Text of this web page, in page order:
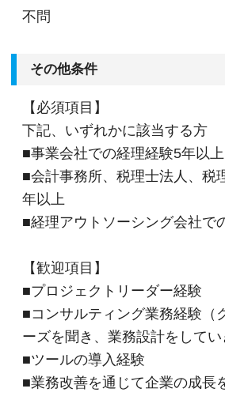
不問
その他条件
【必須項目】
下記、いずれかに該当する方
■事業会社での経理経験5年以上
■会計事務所、税理士法人、税
年以上
■経理アウトソーシング会社で
【歓迎項目】
■プロジェクトリーダー経験
■コンサルティング業務経験（
ーズを聞き、業務設計をしてい
■ツールの導入経験
■業務改善を通じて企業の成長